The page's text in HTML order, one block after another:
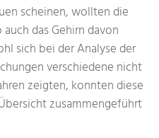
scheinen, wollten die
das Gehirn davon
sich bei der Analyse der
verschiedene nicht
zeigten, konnten diese
zusammengeführt